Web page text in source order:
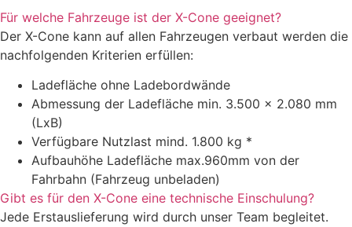
Für welche Fahrzeuge ist der X-Cone geeignet?
Der X-Cone kann auf allen Fahrzeugen verbaut werden die
nachfolgenden Kriterien erfüllen:
Ladefläche ohne Ladebordwände
Abmessung der Ladefläche min. 3.500 x 2.080 mm
(LxB)
Verfügbare Nutzlast mind. 1.800 kg *
Aufbauhöhe Ladefläche max.960mm von der
Fahrbahn (Fahrzeug unbeladen)
Gibt es für den X-Cone eine technische Einschulung?
Jede Erstauslieferung wird durch unser Team begleitet.